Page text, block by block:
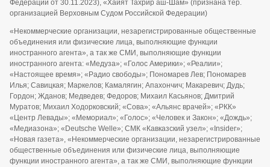
Федерации от 30.11.2023), «Хайят Тахрир аш-Шам» (признана тер.
организацией Верховным Судом Российской Федерации)
«Некоммерческие организации, незарегистрированные общественные
объединения или физические лица, выполняющие функции
иностранного агента», а так же СМИ, выполняющие функции
иностранного агента: «Медуза»; «Голос Америки»; «Реалии»;
«Настоящее время»; «Радио свободы»; Пономарев Лев; Пономарев
Илья; Савицкая; Маркелов; Камалягин; Апахончич; Макаревич; Дудь;
Гордон; Жданов; Медведев; Федоров; Михаил Касьянов; Дмитрий
Муратов; Михаил Ходорковский; «Сова»; «Альянс врачей»; «РКК»
«Центр Левады»; «Мемориал»; «Голос»; «Человек и Закон»; «Дождь»;
«Медиазона»; «Deutsche Welle»; СМК «Кавказский узел»; «Insider»;
«Новая газета», «Некоммерческие организации, незарегистрированные
общественные объединения или физические лица, выполняющие
функции иностранного агента», а так же СМИ, выполняющие функции